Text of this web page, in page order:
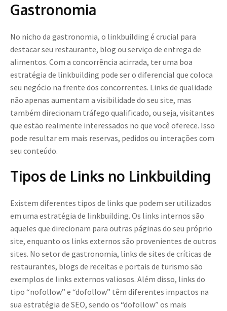
Gastronomia
No nicho da gastronomia, o linkbuilding é crucial para
destacar seu restaurante, blog ou serviço de entrega de
alimentos. Com a concorrência acirrada, ter uma boa
estratégia de linkbuilding pode ser o diferencial que coloca
seu negócio na frente dos concorrentes. Links de qualidade
não apenas aumentam a visibilidade do seu site, mas
também direcionam tráfego qualificado, ou seja, visitantes
que estão realmente interessados no que você oferece. Isso
pode resultar em mais reservas, pedidos ou interações com
seu conteúdo.
Tipos de Links no Linkbuilding
Existem diferentes tipos de links que podem ser utilizados
em uma estratégia de linkbuilding. Os links internos são
aqueles que direcionam para outras páginas do seu próprio
site, enquanto os links externos são provenientes de outros
sites. No setor de gastronomia, links de sites de críticas de
restaurantes, blogs de receitas e portais de turismo são
exemplos de links externos valiosos. Além disso, links do
tipo “nofollow” e “dofollow” têm diferentes impactos na
sua estratégia de SEO, sendo os “dofollow” os mais